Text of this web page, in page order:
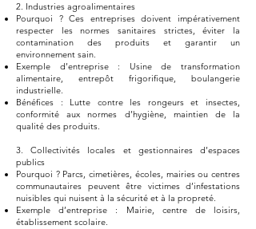
2. Industries agroalimentaires
Pourquoi ? Ces entreprises doivent impérativement
respecter les normes sanitaires strictes, éviter la
contamination des produits et garantir un
environnement sain.
Exemple d’entreprise : Usine de transformation
alimentaire, entrepôt frigorifique, boulangerie
industrielle.
Bénéfices : Lutte contre les rongeurs et insectes,
conformité aux normes d’hygiène, maintien de la
qualité des produits.
3. Collectivités locales et gestionnaires d’espaces
publics
Pourquoi ? Parcs, cimetières, écoles, mairies ou centres
communautaires peuvent être victimes d’infestations
nuisibles qui nuisent à la sécurité et à la propreté.
Exemple d’entreprise : Mairie, centre de loisirs,
établissement scolaire.